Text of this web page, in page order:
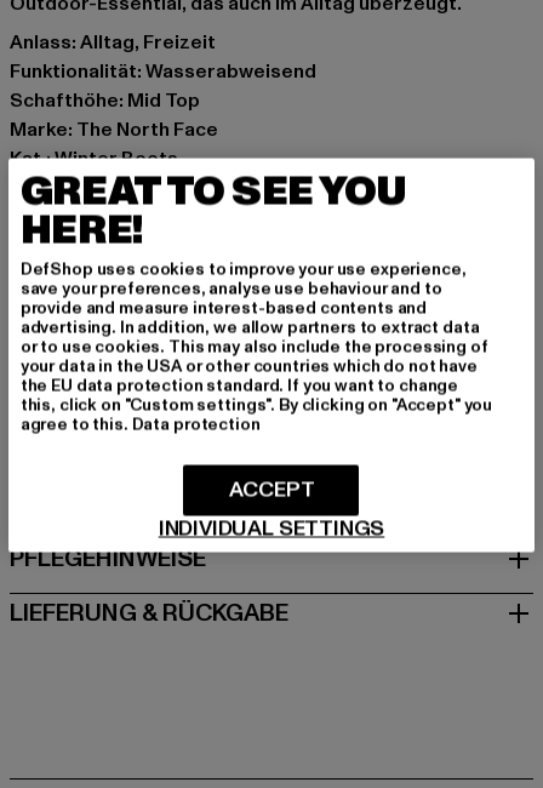
Anlass: Alltag, Freizeit
Funktionalität: Wasserabweisend
Schafthöhe: Mid Top
Marke: The North Face
Kat.: Winter Boots
Farbe: khaki
Hersteller Farbe: khaki
Obermaterial: Leder, Textil
Innenfutter: Textil
Hinweis: Enthält nichttextile Teile tierischen Ursprungs.
Art.Nr: NF0A8179-00472
Hersteller: VF Europe |privacy_europe@vfc.com
Posthofbrug 45384 | 2600 ANTWERP BELGIUM | BE
GRÖSSE & PASSFORM
PFLEGEHINWEISE
LIEFERUNG & RÜCKGABE
GREAT TO SEE YOU
HERE!
DefShop uses cookies to improve your use experience,
save your preferences, analyse use behaviour and to
provide and measure interest-based contents and
advertising. In addition, we allow partners to extract data
or to use cookies. This may also include the processing of
your data in the USA or other countries which do not have
the EU data protection standard. If you want to change
this, click on "Custom settings". By clicking on "Accept" you
agree to this. Data protection
INDIVIDUAL SETTINGS
ACCEPT